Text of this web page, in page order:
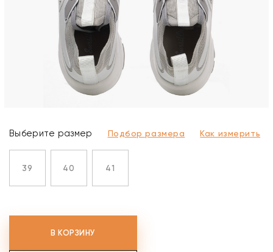
Выберите размер Подбор размера Как измерить
39 40 41
В КОРЗИНУ